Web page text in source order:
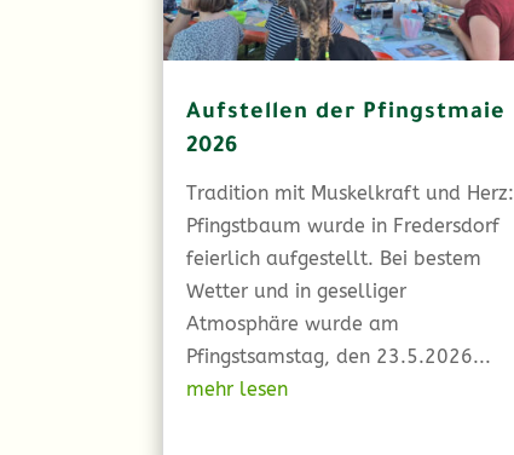
Aufstellen der Pfingstmaie
2026
Tradition mit Muskelkraft und Herz:
Pfingstbaum wurde in Fredersdorf
feierlich aufgestellt. Bei bestem
Wetter und in geselliger
Atmosphäre wurde am
Pfingstsamstag, den 23.5.2026...
mehr lesen